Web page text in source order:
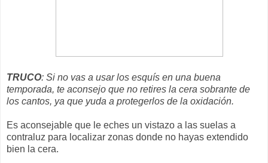
TRUCO: Si no vas a usar los esquís en una buena
temporada, te aconsejo que no retires la cera sobrante de
los cantos, ya que yuda a protegerlos de la oxidación.
Es aconsejable que le eches un vistazo a las suelas a
contraluz para localizar zonas donde no hayas extendido
bien la cera.